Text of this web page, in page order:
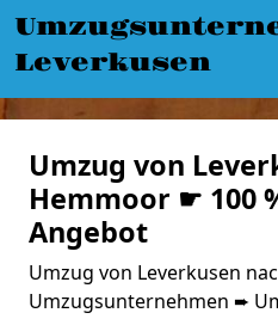
Leverkusen
Umzug von
Hemmoor ☛ 100
Angebot
Umzug von Leverkusen
Umzugsunternehmen ➨